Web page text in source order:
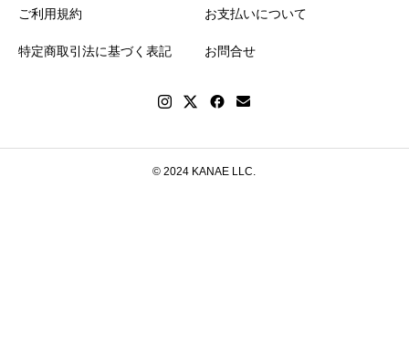
ご利用規約 お支払いについて
特定商取引法に基づく表記 お問合せ
© 2024 KANAE LLC.